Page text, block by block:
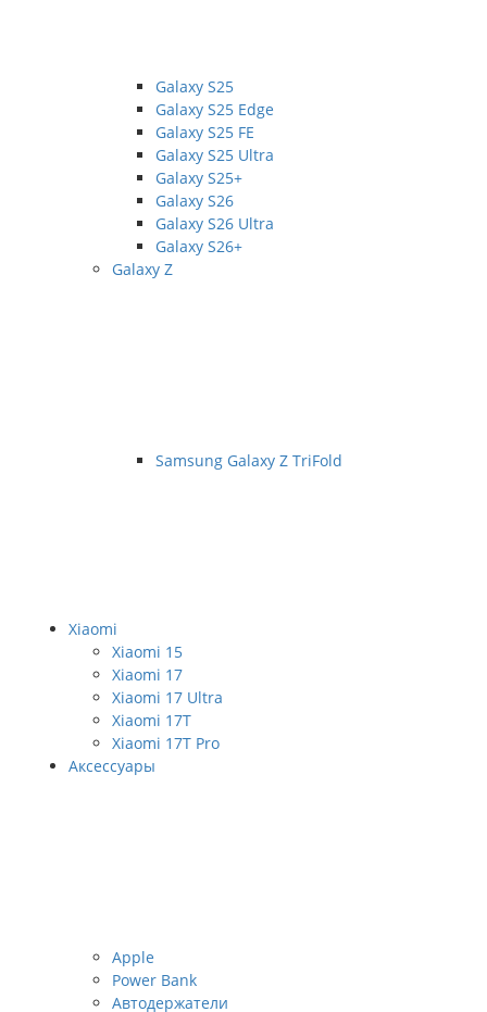
Galaxy S25
Galaxy S25 Edge
Galaxy S25 FE
Galaxy S25 Ultra
Galaxy S25+
Galaxy S26
Galaxy S26 Ultra
Galaxy S26+
Galaxy Z
Samsung Galaxy Z TriFold
Xiaomi
Xiaomi 15
Xiaomi 17
Xiaomi 17 Ultra
Xiaomi 17T
Xiaomi 17T Pro
Аксессуары
Apple
Power Bank
Автодержатели